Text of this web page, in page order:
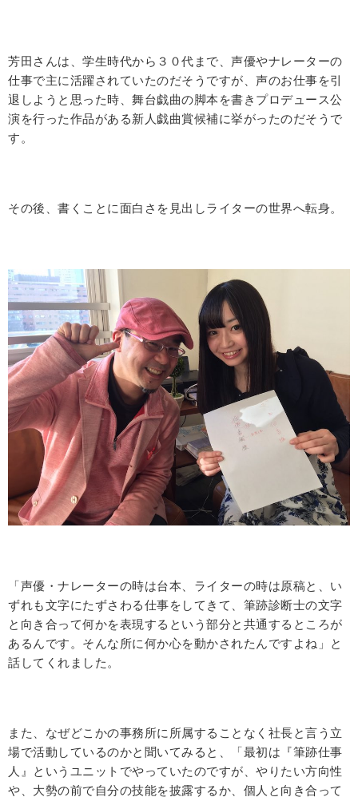
芳田さんは、学生時代から３０代まで、声優やナレーターの
仕事で主に活躍されていたのだそうですが、声のお仕事を引
退しようと思った時、舞台戯曲の脚本を書きプロデュース公
演を行った作品がある新人戯曲賞候補に挙がったのだそうで
す。
その後、書くことに面白さを見出しライターの世界へ転身。
「声優・ナレーターの時は台本、ライターの時は原稿と、い
ずれも文字にたずさわる仕事をしてきて、筆跡診断士の文字
と向き合って何かを表現するという部分と共通するところが
あるんです。そんな所に何か心を動かされたんですよね」と
話してくれました。
また、なぜどこかの事務所に所属することなく社長と言う立
場で活動しているのかと聞いてみると、「最初は『筆跡仕事
人』というユニットでやっていたのですが、やりたい方向性
や、大勢の前で自分の技能を披露するか、個人と向き合って